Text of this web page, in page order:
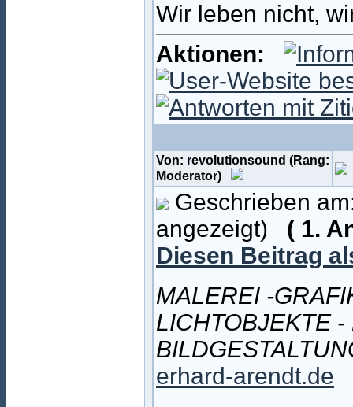
Wir leben nicht,
Aktionen:
Von: revolutionsound (Rang:
Moderator)
Geschrieben
angezeigt) ( 1.
Diesen Beitrag
MALEREI -
LICHTOBJEKTE
erhard-arendt.de